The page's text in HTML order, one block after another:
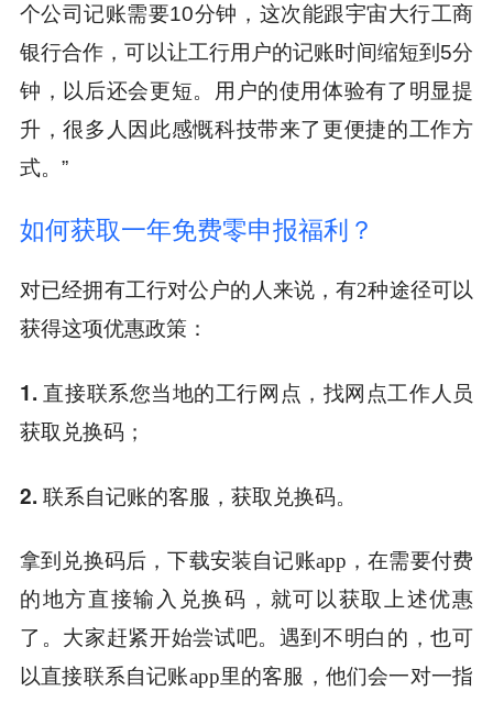
个公司记账需要10分钟，这次能跟宇宙大行工商
银行合作，可以让工行用户的记账时间缩短到5分
钟，以后还会更短。用户的使用体验有了明显提
升，很多人因此感慨科技带来了更便捷的工作方
式。”
如何获取一年免费零申报福利？
对已经拥有工行对公户的人来说，有2种途径可以
获得这项优惠政策：
1. 直接联系您当地的工行网点，找网点工作人员
获取兑换码；
2. 联系自记账的客服，获取兑换码。
拿到兑换码后，下载安装自记账app，在需要付费
的地方直接输入兑换码，就可以获取上述优惠
了。大家赶紧开始尝试吧。遇到不明白的，也可
以直接联系自记账app里的客服，他们会一对一指